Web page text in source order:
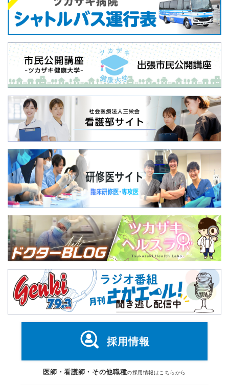
採用情報
医師・看護師・その他職種の採用情報はこちらから